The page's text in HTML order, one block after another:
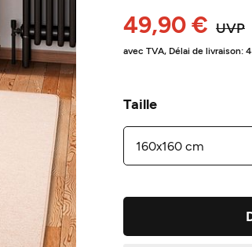
49,90 € UVP
avec TVA, Délai de livraison:
Taille